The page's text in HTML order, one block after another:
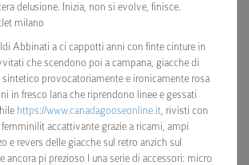
delusione. Inizia, non si evolve, finisce.
milano
Abbinati a ci cappotti anni con finte cinture in
che scendono poi a campana, giacche di
provocatoriamente e ironicamente rosa
in fresco lana che riprendono linee e gessati
https://www.canadagooseonline.it, rivisti con
femminilit accattivante grazie a ricami, ampi
e revers delle giacche sul retro anzich sul
ancora pi prezioso l una serie di accessori: micro